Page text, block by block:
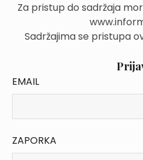
Za pristup do sadržaja
Sadržajima se pristupa
EMAIL
ZAPORKA